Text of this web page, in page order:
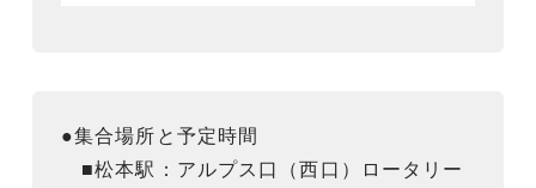
●集合場所と予定時間
■松本駅：アルプス口（西口）ロータリー